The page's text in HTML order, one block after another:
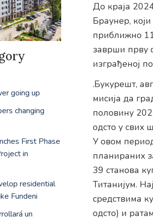
До краја
Браунер,
приближно
заврши прву
изграђеној
.Букурешт,
мисија да
половину
одсто у свих
У овом
планираних
39 станова
Титанијум.
средствима
одсто) и
going up
changing
First Phase
in
residential
Fundeni
un